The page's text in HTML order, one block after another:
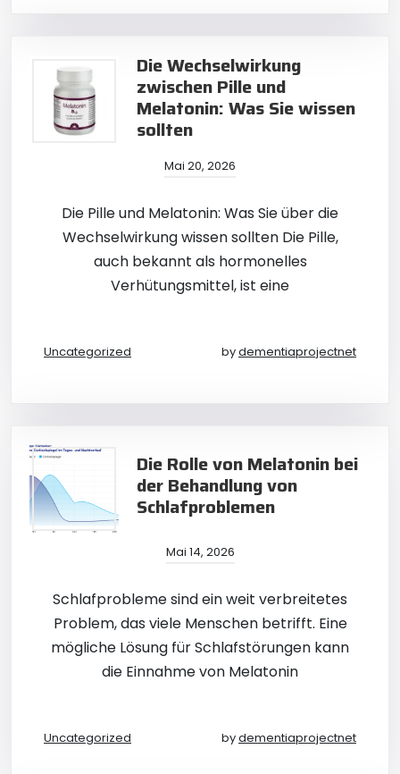
Die Wechselwirkung
zwischen Pille und
Melatonin: Was Sie wissen
sollten
Mai 20, 2026
Die Pille und Melatonin: Was Sie über die
Wechselwirkung wissen sollten Die Pille,
auch bekannt als hormonelles
Verhütungsmittel, ist eine
Uncategorized bydementiaprojectnet
Die Rolle von Melatonin bei
der Behandlung von
Schlafproblemen
Mai 14, 2026
Schlafprobleme sind ein weit verbreitetes
Problem, das viele Menschen betrifft. Eine
mögliche Lösung für Schlafstörungen kann
die Einnahme von Melatonin
Uncategorized bydementiaprojectnet